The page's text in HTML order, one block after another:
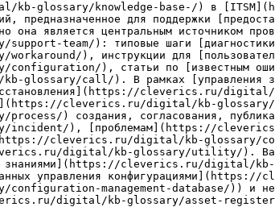
kb-glossary/knowledge-base-/) в
предназначенное для поддержки
она является центральным источником
team/): типовые шаги
), инструкции для
), статьи по [известным
glossary/call/). В рамках [управления
cleverics.ru/digital/
cleverics.ru/digital/kb-glossary/
) создания, согласования,
), [проблемам](https://
cleverics.ru/digital/kb-
digital/kb-glossary/utility/). Важно
знаниями](https://cleverics.ru/digital/kb-
управления
management-database/)) и
digital/kb-glossary/asset-register/),